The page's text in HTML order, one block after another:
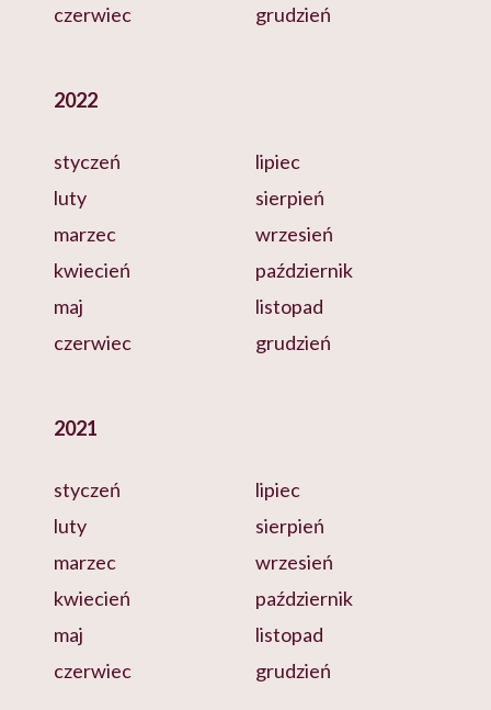
czerwiec
grudzień
2022
styczeń
luty
marzec
kwiecień
maj
czerwiec
lipiec
sierpień
wrzesień
październik
listopad
grudzień
2021
styczeń
luty
marzec
kwiecień
maj
czerwiec
lipiec
sierpień
wrzesień
październik
listopad
grudzień